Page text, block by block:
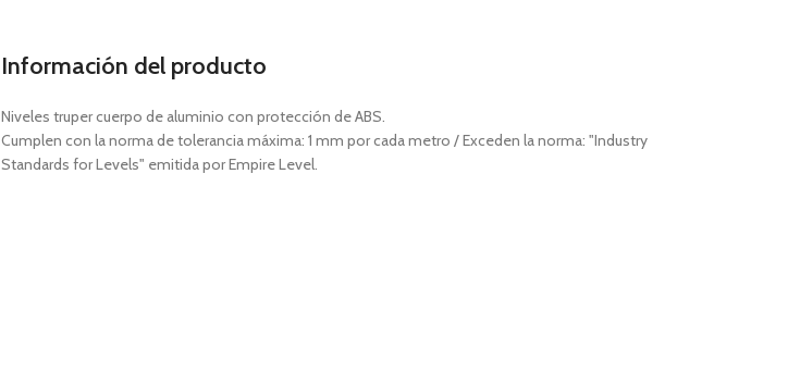
Información del producto
Niveles truper cuerpo de aluminio con protección de ABS.
Cumplen con la norma de tolerancia máxima: 1 mm por cada metro / Exceden la norma: "Industry
Standards for Levels" emitida por Empire Level.